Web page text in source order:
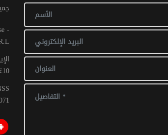
©
10غشت 2016: عدد 1 - 017 ص ح